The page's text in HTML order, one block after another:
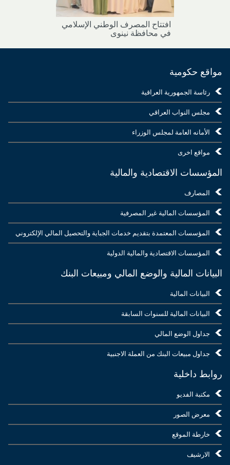
افتتاح المصرف الوطني الإسلامي
في محافظة نينوى
مواقع حكومية
رئاسة الجمهورية العراقية
مجلس النواب العراقي
الأمانه العامة لمجلس الوزراء
مواقع اخرى
المؤسسات الاقتصادية والمالية
المصارف
المؤسسات المالية غير المصرفية
المؤسسات المعتمدة بتقديم خدمات الجباية والتحصيل المالي الإلكتروني
المؤسسات الاقتصادية والمالية الدولية
البيانات المالية والوضع المالي ومبيعات البنك
البيانات المالية
البيانات المالية للسنوات السابقة
جداول الوضع المالي
جداول مبيعات البنك من العملة الاجنبية
روابط داخلية
مكتبة الفديو
معرض الصور
خارطة الموقع
الارشيف